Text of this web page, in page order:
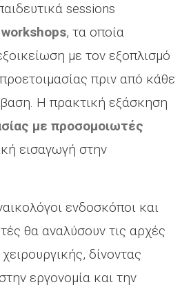
sessions
workshops, τα οποία
με τον εξοπλισμό
πριν από κάθε
Η πρακτική εξάσκηση
με προσομοιωτές
εισαγωγή στην
ενδοσκόποι και
θα αναλύσουν τις αρχές
δίνοντας
εργονομία και την